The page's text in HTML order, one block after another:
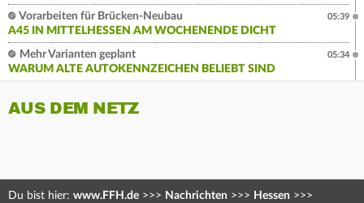
Vorarbeiten für Brücken-Neubau
A45 IN MITTELHESSEN AM WOCHENENDE DICHT
05:39
Mehr Varianten geplant
WARUM ALTE AUTOKENNZEICHEN BELIEBT SIND
05:34
AUS DEM NETZ
Du bist hier: www.FFH.de >>> Nachrichten >>> Hessen >>>